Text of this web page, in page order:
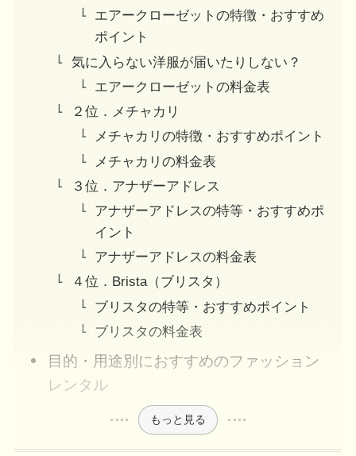
エアークローゼットの特徴・おすすめ
ポイント
気に入らない洋服が届いたりしない？
エアークローゼットの料金表
２位．メチャカリ
メチャカリの特徴・おすすめポイント
メチャカリの料金表
３位．アナザーアドレス
アナザーアドレスの特等・おすすめポ
イント
アナザーアドレスの料金表
４位．Brista（ブリスタ）
ブリスタの特等・おすすめポイント
ブリスタの料金表
目的・用途別におすすめのファッション
レンタル
もっと見る